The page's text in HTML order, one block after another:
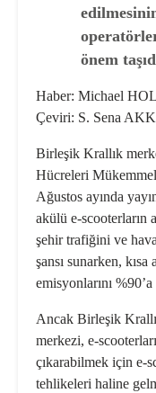
önem
Haber: Michael
Çeviri: S. Sena
Birleşik Krallık
Hücreleri
Ağustos ayında
akülü e-scooterların
şehir trafiğini ve
şansı sunarken,
emisyonlarını
Ancak Birleşik
merkezi, e-
çıkarabilmek için e-
tehlikeleri haline